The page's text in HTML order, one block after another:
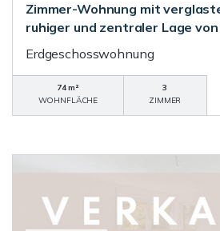
Zimmer-Wohnung mit
ruhiger und zentraler Lage von
Erdgeschosswohnung
74 m²
WOHNFLÄCHE
3
ZIMMER